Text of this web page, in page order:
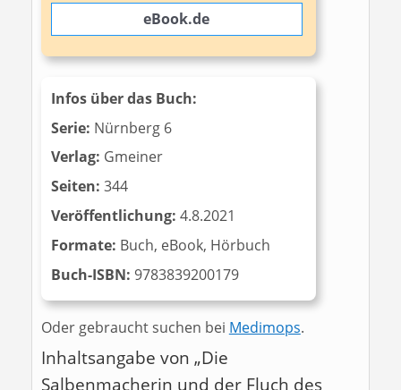
eBook.de
Infos über das Buch:
Serie: Nürnberg 6
Verlag: ‎ Gmeiner
Seiten: 344
Veröffentlichung: 4.8.2021
Formate: Buch, eBook, Hörbuch
Buch-ISBN: 9783839200179
Oder gebraucht suchen bei Medimops.
Inhaltsangabe von „Die
Salbenmacherin und der Fluch des